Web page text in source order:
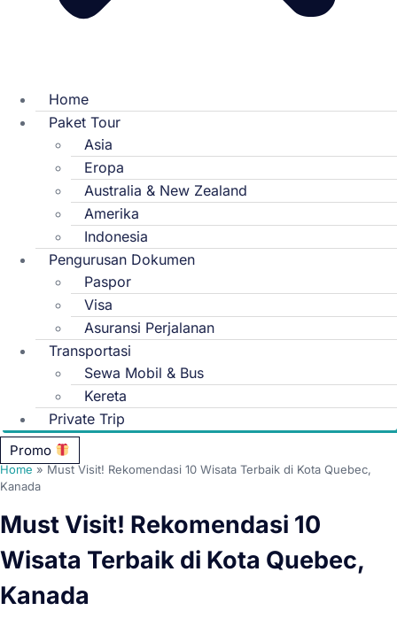
Home
Paket Tour
Asia
Eropa
Australia & New Zealand
Amerika
Indonesia
Pengurusan Dokumen
Paspor
Visa
Asuransi Perjalanan
Transportasi
Sewa Mobil & Bus
Kereta
Private Trip
Promo
Home»Must Visit! Rekomendasi 10 Wisata Terbaik di Kota Quebec,
Kanada
Must Visit! Rekomendasi 10
Wisata Terbaik di Kota Quebec,
Kanada